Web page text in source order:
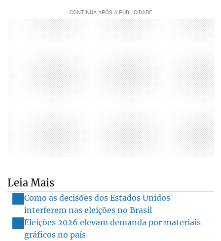
Leia Mais
Como as decisões dos Estados Unidos
interferem nas eleições no Brasil
Eleições 2026 elevam demanda por materiais
gráficos no país